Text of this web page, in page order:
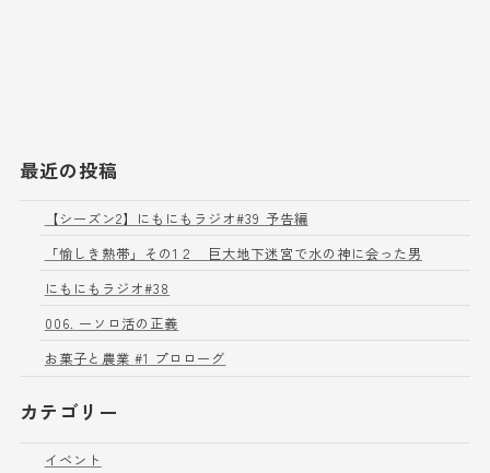
最近の投稿
【シーズン2】にもにもラジオ#39 予告編
「愉しき熱帯」その1２ 巨大地下迷宮で水の神に会った男
にもにもラジオ#38
006. ーソロ活の正義
お菓子と農業 #1 プロローグ
カテゴリー
イベント